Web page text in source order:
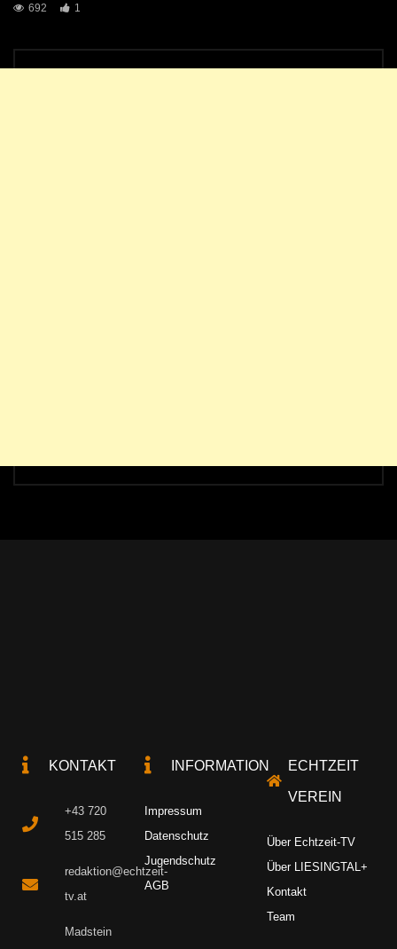
692
1
KONTAKT
+43 720
515 285
redaktion@echtzeit-
tv.at
Madstein
INFORMATION
Impressum
Datenschutz
Jugendschutz
AGB
ECHTZEIT
VEREIN
Über Echtzeit-TV
Über LIESINGTAL+
Kontakt
Team